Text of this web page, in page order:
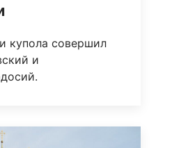
купола совершил
и